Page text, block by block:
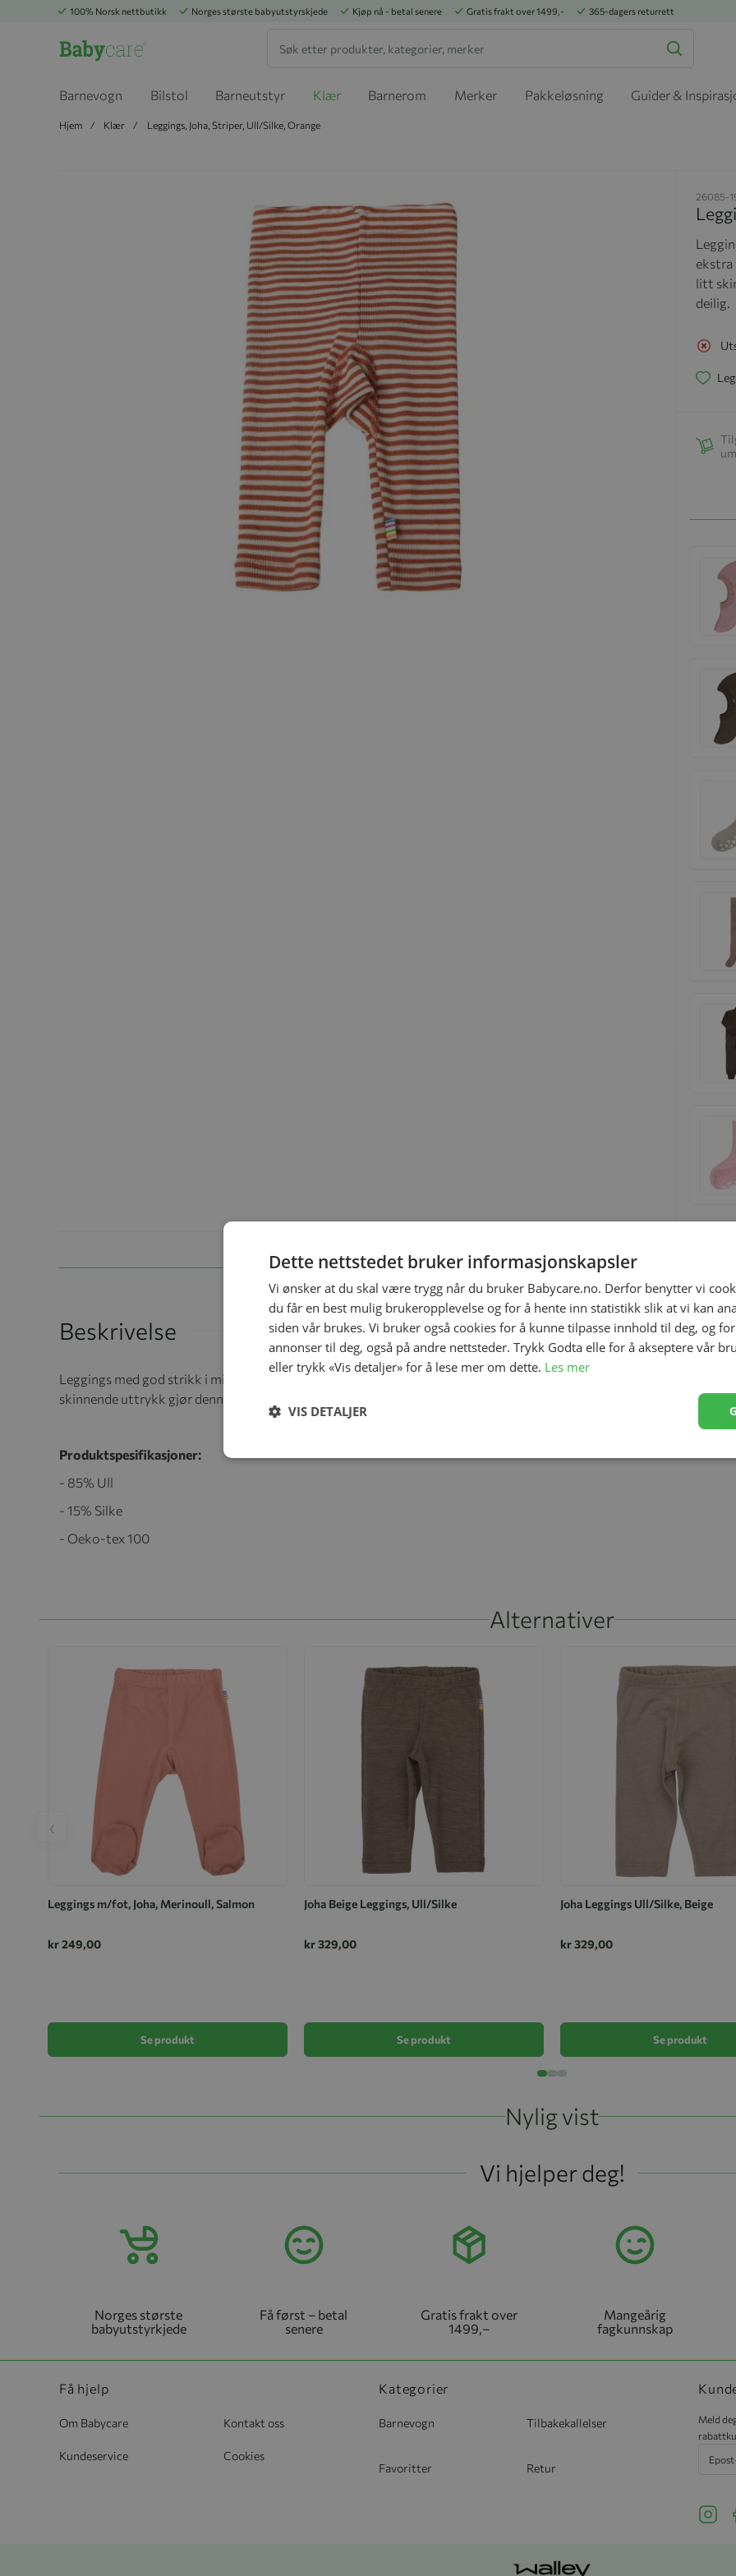
100% Norsk nettbutikk Norges største babyutstyrskjede Kjøp nå - betal senere Gratis frakt over 1499,- 365-dagers returrett
Barnevogn Bilstol Barneutstyr Klær Barnerom Merker Pakkeløsning Guider &
Hjem Klær Leggings, Joha, Striper, Ull/Silke, Orange
26085-
litt
deilig.
Beskrivelse
Leggings med god strikk i midjen og fine striper. En ekstra fin ullkvalitet med silke. Utrolig myk og med et litt
skinnende uttrykk gjør denne kvaliteten ekstra fin og deilig.
Produktspesifikasjoner:
- 85% Ull
- 15% Silke
- Oeko-tex 100
Relaterte produkter
Alternativer
Leggings m/fot, Joha, Merinoull, Salmon
kr 249,00
Se produkt
Joha Beige Leggings, Ull/Silke
kr 329,00
Se produkt
Joha Leggings Ull/Silke, Beige
kr 329,00
Se produkt
‹
Nylig vist
Vi hjelper deg!
Norges største
babyutstyrkjede
Få først – betal
senere
Gratis frakt over
1499,–
Mangeårig
fagkunnskap
Få hjelp
Om Babycare Kontakt oss
Kundeservice Cookies
Kategorier
Barnevogn Tilbakekallelser
Favoritter Retur
Meld
See
Dette nettstedet bruker informasjonskapsler
Vi ønsker at du skal være trygg når du bruker Babycare.no. Derfor benytter vi
du får en best mulig brukeropplevelse og for å hente inn statistikk slik at vi kan
siden vår brukes. Vi bruker også cookies for å kunne tilpasse innhold til deg, og
annonser til deg, også på andre nettsteder. Trykk Godta elle for å akseptere vår
eller trykk «Vis detaljer» for å lese mer om dette. Les mer
VIS DETALJER